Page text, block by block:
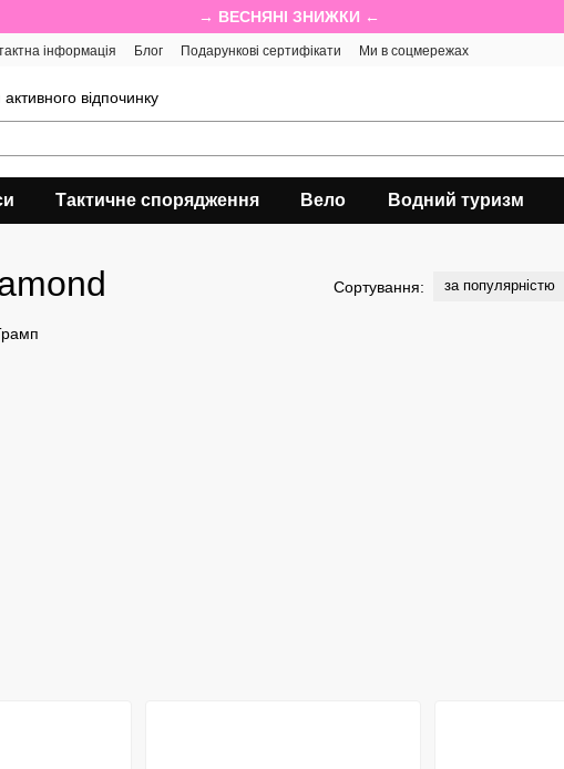
→ ВЕСНЯНІ ЗНИЖКИ ←
інформація Блог Подарункові сертифікати
Ми в соцмережах
відпочинку
Тактичне спорядження Вело Водний туризм
Сортування: за популярністю